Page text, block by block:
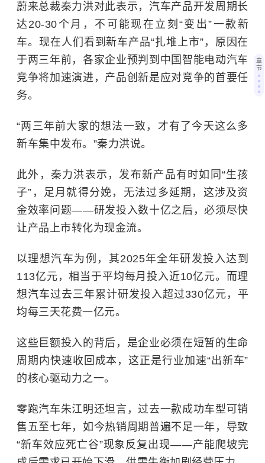
蔚来总裁秦力洪对此表示，汽车产品开发周期长
达20-30个月，不可能现在立刻“变出”一款新
车。现在人们看到新车产品“扎堆上市”，原因在
于两三年前，各家企业预判到中国智能电动汽车
竞争将加速演进，产品创新是应对竞争的首要任
务。
“两三年前大家的想法一致，才有了今天这么多
新车集中发布。”秦力洪说。
此外，秦力洪表示，发布新产品有时如同“生孩
子”，足月就得分娩，无法过多延期，这涉及资
金效率问题——研发投入数十亿之后，必须尽快
让产品上市转化为现金流。
以理想汽车为例，其2025年全年研发投入达到
113亿元，相当于平均每月投入近10亿元。而理
想汽车过去三年累计研发投入超过330亿元，平
均每三天花费一亿元。
这些巨额投入的背后，是企业必须在短暂的生命
周期内快速收回成本，这正是行业加速“出新车”
的核心驱动力之一。
零跑汽车朱江明还坦言，过去一款成功车型可销
售五至七年，如今热销周期普遍不足一年，导致
“新车效应死亡谷”现象反复出现——产能爬坡完
章
节